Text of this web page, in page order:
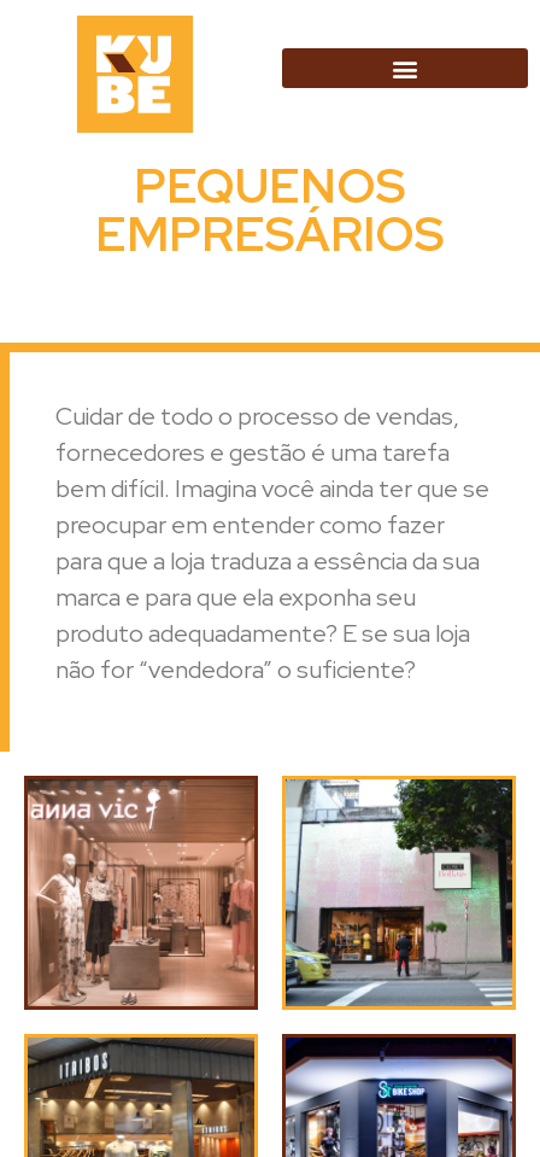
PEQUENOS
EMPRESÁRIOS
Cuidar de todo o processo de vendas,
fornecedores e gestão é uma tarefa
bem difícil. Imagina você ainda ter que se
preocupar em entender como fazer
para que a loja traduza a essência da sua
marca e para que ela exponha seu
produto adequadamente? E se sua loja
não for “vendedora” o suficiente?